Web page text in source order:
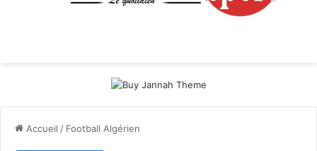
Accueil / Football Algérien